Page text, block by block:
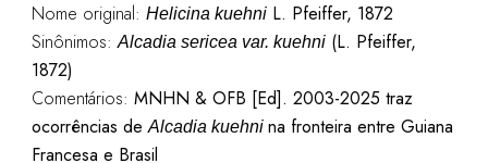
Nome original: Helicina kuehniL. Pfeiffer, 1872
Sinônimos:Alcadia sericea var. kuehni(L. Pfeiffer,
1872)
Comentários: MNHN & OFB [Ed]. 2003-2025 traz
ocorrências deAlcadia kuehni na fronteira entre Guiana
Francesa e Brasil